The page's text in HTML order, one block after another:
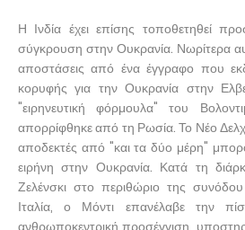
Η Ινδία έχει επίσης τοποθετηθεί
σύγκρουση στην Ουκρανία. Νωρίτερα
αποστάσεις από ένα έγγραφο που
κορυφής για την Ουκρανία στην
"ειρηνευτική φόρμουλα" του
απορρίφθηκε από τη Ρωσία. Το Νέο
αποδεκτές από "και τα δύο μέρη"
ειρήνη στην Ουκρανία. Κατά τη
Ζελένσκι στο περιθώριο της
Ιταλία, ο Μόντι επανέλαβε την